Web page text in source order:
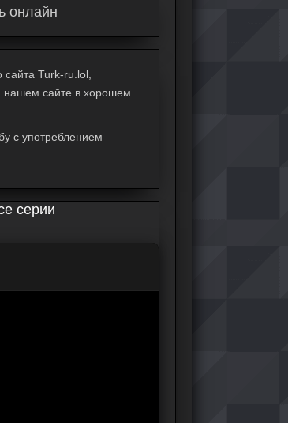
онлайн
Turk-ru.lol,
нашем сайте в хорошем
с употреблением
серии